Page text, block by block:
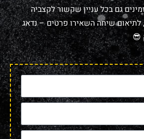
גם בכל עניין שקשור לקצביה
לתיאום שיחה השאירו פרטים – נדאג
😎